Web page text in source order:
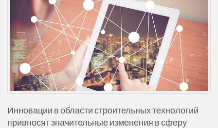
Инновации в области строительных технологий
привносят значительные изменения в сферу